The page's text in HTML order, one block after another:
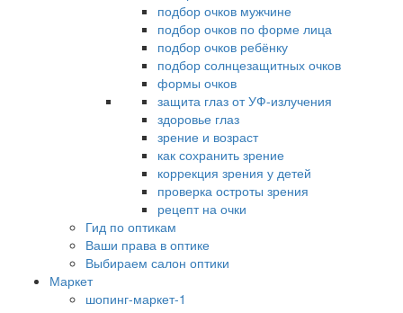
подбор очков мужчине
подбор очков по форме лица
подбор очков ребёнку
подбор солнцезащитных очков
формы очков
защита глаз от УФ-излучения
здоровье глаз
зрение и возраст
как сохранить зрение
коррекция зрения у детей
проверка остроты зрения
рецепт на очки
Гид по оптикам
Ваши права в оптике
Выбираем салон оптики
Маркет
шопинг-маркет-1